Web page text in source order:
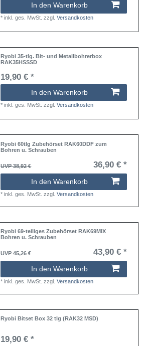
In den Warenkorb
*inkl. ges. MwSt. zzgl.Versandkosten
Ryobi 35-tlg. Bit- und Metallbohrerbox
RAK35HSSSD
19,90 € *
In den Warenkorb
*inkl. ges. MwSt. zzgl.Versandkosten
Ryobi 60tlg Zubehörset RAK60DDF zum
Bohren u. Schrauben
UVP 38,92 € 36,90 € *
In den Warenkorb
*inkl. ges. MwSt. zzgl.Versandkosten
Ryobi 69-teiliges Zubehörset RAK69MIX
Bohren u. Schrauben
UVP 45,26 € 43,90 € *
In den Warenkorb
*inkl. ges. MwSt. zzgl.Versandkosten
Ryobi Bitset Box 32 tlg (RAK32 MSD)
19,90 € *